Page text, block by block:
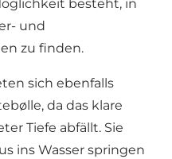
besteht, in
und
zu finden.
sich ebenfalls
da das klare
Tiefe abfällt. Sie
ins Wasser springen